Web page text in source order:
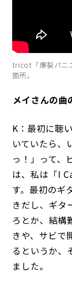
tricot「爆裂パニ
箇所。
――メイさんの
K：最初に聴
いていたら、
っ！」って、
は、私は「I
す。最初のギ
きだし、ギタ
ろとか、結構
きや、サビで
るというか、
ました。